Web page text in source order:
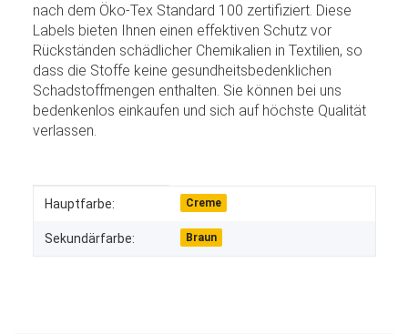
nach dem Öko-Tex Standard 100 zertifiziert. Diese
Labels bieten Ihnen einen effektiven Schutz vor
Rückständen schädlicher Chemikalien in Textilien, so
dass die Stoffe keine gesundheitsbedenklichen
Schadstoffmengen enthalten. Sie können bei uns
bedenkenlos einkaufen und sich auf höchste Qualität
verlassen.
Produkteigenschaft
Wert
Hauptfarbe: Creme
Sekundärfarbe: Braun